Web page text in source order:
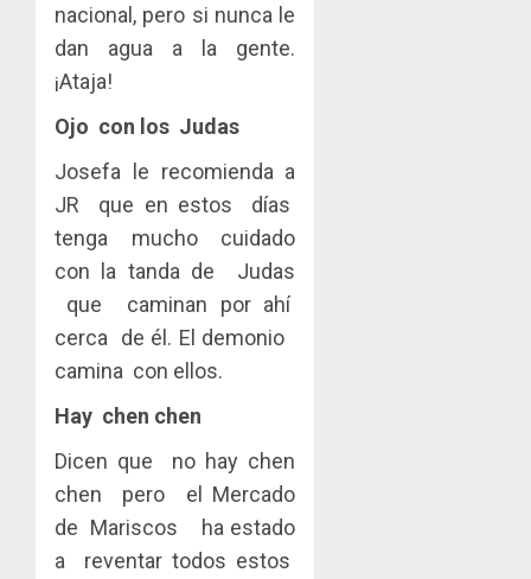
nacional, pero si nunca le
dan agua a la gente.
¡Ataja!
Ojo con los Judas
Josefa le recomienda a
JR que en estos días
tenga mucho cuidado
con la tanda de Judas
que caminan por ahí
cerca de él. El demonio
camina con ellos.
Hay chen chen
Dicen que no hay chen
chen pero el Mercado
de Mariscos ha estado
a reventar todos estos